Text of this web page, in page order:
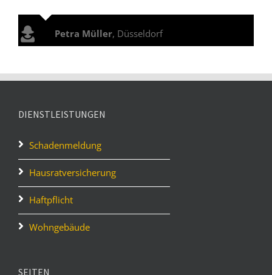
Petra Müller, Düsseldorf
DIENSTLEISTUNGEN
Schadenmeldung
Hausratversicherung
Haftpflicht
Wohngebäude
SEITEN